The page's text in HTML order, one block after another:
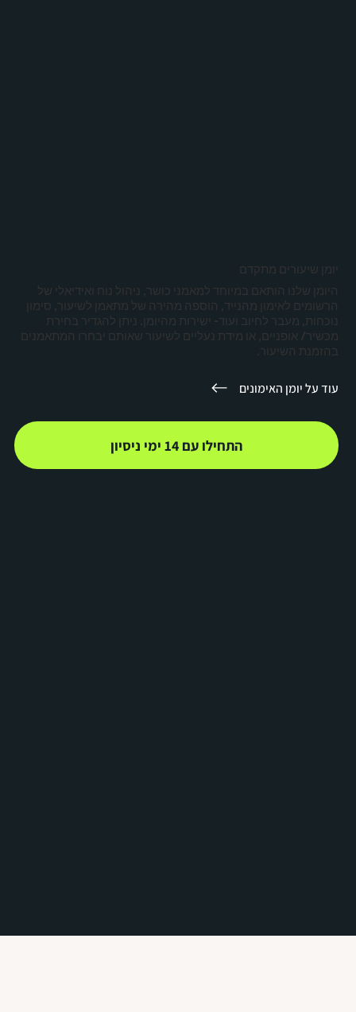
יומן שיעורים מתקדם
היומן שלנו הותאם במיוחד למאמני כושר, ניהול נוח ואידיאלי של
הרשומים לאימון מהנייד, הוספה מהירה של מתאמן לשיעור, סימון
נוכחות, מעבר לחיוב ועוד- ישירות מהיומן. ניתן להגדיר בחירת
מכשיר/ אופניים, או מידת נעליים לשיעור שאותם יבחרו המתאמנים
בהזמנת השיעור.
התחילו עם 14 ימי ניסיון
עוד על יומן האימונים